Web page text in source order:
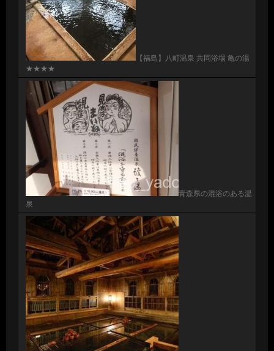
【福島】八町温泉 共同浴場 亀の湯
★★★★
青森県の混浴のある温
泉